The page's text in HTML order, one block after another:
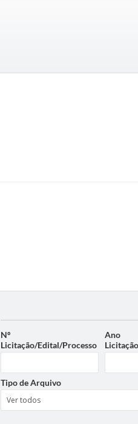
Nº
Licitação/Edital/Processo
Ano
Tipo de Arquivo